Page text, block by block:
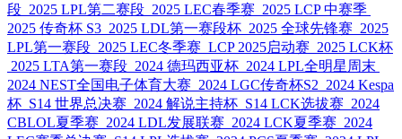
段 2025 LPL第二赛段 2025 LEC春季赛 2025 LCP 中赛季
2025 传奇杯 S3 2025 LDL第一赛段杯 2025 全球先锋赛 2025
LPL第一赛段 2025 LEC冬季赛 LCP 2025启动赛 2025 LCK杯
2025 LTA第一赛段 2024 德玛西亚杯 2024 LPL全明星周末
2024 NEST全国电子体育大赛 2024 LGC传奇杯S2 2024 Kespa
杯 S14 世界总决赛 2024 解说主持杯 S14 LCK选拔赛 2024
CBLOL夏季赛 2024 LDL发展联赛 2024 LCK夏季赛 2024